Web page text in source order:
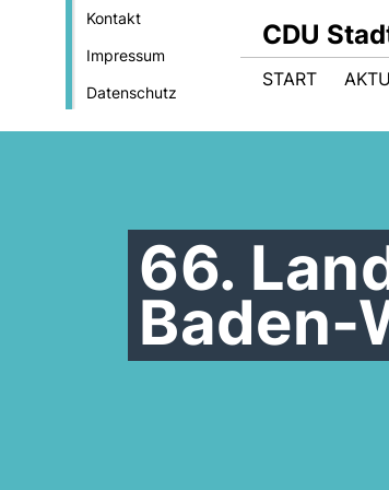
Kontakt
Impressum
Datenschutz
CDU
START
66.
Baden-